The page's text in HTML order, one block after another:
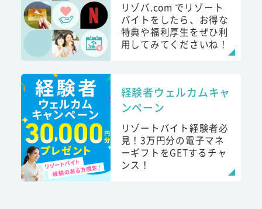
リゾバ.com でリゾート
バイトをしたら、お得な
特典や福利厚生をぜひ利
用してみてくださいね！
経験者ウェルカムキャ
ンペーン
リゾートバイト経験者必
見！3万円分の電子マネ
ーギフトをGETするチャ
ンス！